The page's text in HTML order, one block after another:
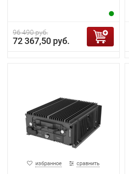
96 490 руб.
72 367,50 руб.
избранное сравнить